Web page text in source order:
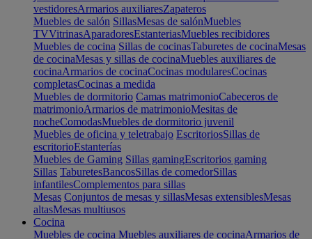
vestidoresArmarios auxiliaresZapateros
Muebles de salón SillasMesas de salónMuebles
TVVitrinasAparadoresEstanteriasMuebles recibidores
Muebles de cocina Sillas de cocinasTaburetes de cocinaMesas
de cocinaMesas y sillas de cocinaMuebles auxiliares de
cocinaArmarios de cocinaCocinas modularesCocinas
completasCocinas a medida
Muebles de dormitorio Camas matrimonioCabeceros de
matrimonioArmarios de matrimonioMesitas de
nocheComodasMuebles de dormitorio juvenil
Muebles de oficina y teletrabajo EscritoriosSillas de
escritorioEstanterías
Muebles de Gaming Sillas gamingEscritorios gaming
Sillas TaburetesBancosSillas de comedorSillas
infantilesComplementos para sillas
Mesas Conjuntos de mesas y sillasMesas extensiblesMesas
altasMesas multiusos
Cocina
Muebles de cocina Muebles auxiliares de cocinaArmarios de